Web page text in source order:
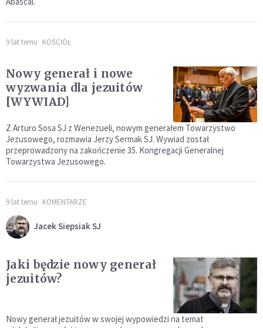
9 lat temu KOŚCIÓŁ
Nowy generał i nowe
wyzwania dla jezuitów
[WYWIAD]
Z Arturo Sosa SJ z Wenezueli, nowym generałem Towarzystwo
Jezusowego, rozmawia Jerzy Sermak SJ. Wywiad został
przeprowadzony na zakończenie 35. Kongregacji Generalnej
Towarzystwa Jezusowego.
9 lat temu KOMENTARZE
Jacek Siepsiak SJ
Jaki będzie nowy generał
jezuitów?
Nowy generał jezuitów w swojej wypowiedzi na temat